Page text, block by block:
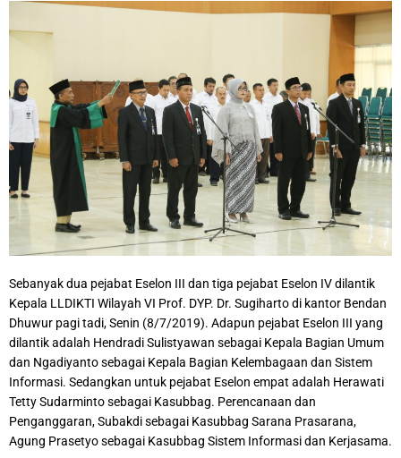
Sebanyak dua pejabat Eselon III dan tiga pejabat Eselon IV dilantik
Kepala LLDIKTI Wilayah VI Prof. DYP. Dr. Sugiharto di kantor Bendan
Dhuwur pagi tadi, Senin (8/7/2019). Adapun pejabat Eselon III yang
dilantik adalah Hendradi Sulistyawan sebagai Kepala Bagian Umum
dan Ngadiyanto sebagai Kepala Bagian Kelembagaan dan Sistem
Informasi. Sedangkan untuk pejabat Eselon empat adalah Herawati
Tetty Sudarminto sebagai Kasubbag. Perencanaan dan
Penganggaran, Subakdi sebagai Kasubbag Sarana Prasarana,
Agung Prasetyo sebagai Kasubbag Sistem Informasi dan Kerjasama.